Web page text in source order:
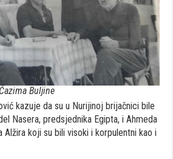
Buljine
kazuje da su u Nurijinoj brijačnici bile
Nasera, predsjednika Egipta, i Ahmeda
Alžira koji su bili visoki i korpulentni kao i